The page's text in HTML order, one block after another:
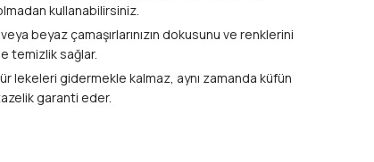
kullanabilirsiniz.
beyaz çamaşırlarınızın dokusunu ve renklerini
temizlik sağlar.
lekeleri gidermekle kalmaz, aynı zamanda küfün
garanti eder.